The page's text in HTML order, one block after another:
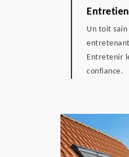
Un toit
Entretenir
confiance.